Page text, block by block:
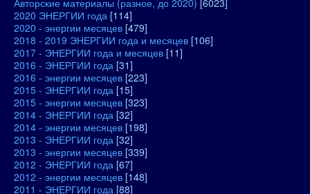
Авторские материалы (разное, до 2020) [6023]
2020 ЭНЕРГИИ года [114]
2020 - энергии месяцев [479]
2018 - 2019 ЭНЕРГИИ года и месяцев [106]
2017 - ЭНЕРГИИ года и месяцев [11]
2016 - ЭНЕРГИИ года [31]
2016 - энергии месяцев [223]
2015 - ЭНЕРГИИ года [15]
2015 - энергии месяцев [323]
2014 - ЭНЕРГИИ года [32]
2014 - энергии месяцев [198]
2013 - ЭНЕРГИИ года [32]
2013 - энергии месяцев [339]
2012 - ЭНЕРГИИ года [67]
2012 - энергии месяцев [148]
2011 - ЭНЕРГИИ года [88]